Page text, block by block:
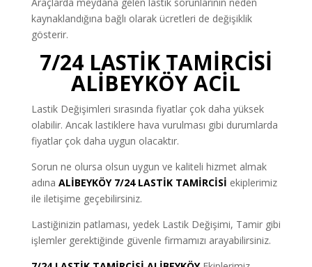
kaynaklandığına bağlı olarak ücretleri de değişiklik
gösterir.
7/24 LASTİK TAMİRCİSİ
ALİBEYKÖY ACİL
Lastik Değişimleri sırasında fiyatlar çok daha yüksek
olabilir. Ancak lastiklere hava vurulması gibi durumlarda
fiyatlar çok daha uygun olacaktır.
Sorun ne olursa olsun uygun ve kaliteli hizmet almak
adına ALİBEYKÖY 7/24 LASTİK TAMİRCİSİ ekiplerimiz
ile iletişime geçebilirsiniz.
Lastiğinizin patlaması, yedek Lastik Değişimi, Tamir gibi
işlemler gerektiğinde güvenle firmamızı arayabilirsiniz.